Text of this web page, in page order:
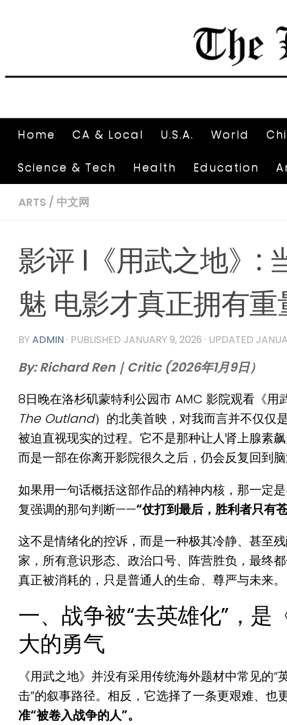
Home CA & Local U.S.A. World
Science & Tech Health Education
ARTS / 中文网
影评 I《用武之地》:
魅 电影才真正拥有重
BYADMIN · PUBLISHED JANUARY 9, 2026 · UPDATED
By: Richard Ren｜Critic (2026年1月9日）
8日晚在洛杉矶蒙特利公园市 AMC 影院观看《用
The Outland）的北美首映，对我而言并不仅仅
被迫直视现实的过程。它不是那种让人肾上腺素
而是一部在你离开影院很久之后，仍会反复回到脑
如果用一句话概括这部作品的精神内核，那一定
复强调的那句判断——“仗打到最后，胜利者只有
这不是情绪化的控诉，而是一种极其冷静、甚至
家，所有意识形态、政治口号、阵营胜负，最终
真正被消耗的，只是普通人的生命、尊严与未来。
一、战争被“去英雄化”，是
大的勇气
《用武之地》并没有采用传统海外题材中常见的“
击”的叙事路径。相反，它选择了一条更艰难、
准“被卷入战争的人”。